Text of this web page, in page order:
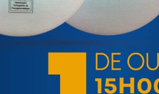
e ao envelhecimento.